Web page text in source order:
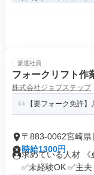
派遣社員
フォークリフト作
株式会社ジョブステップ
【要フォーク免許
〒883-0062宮崎県
時給1300円
求めている人材 《
✅未経験OK ✅主夫